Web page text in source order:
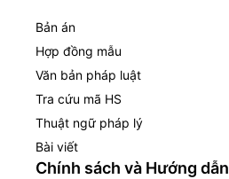
Bản án
Hợp đồng mẫu
Văn bản pháp luật
Tra cứu mã HS
Thuật ngữ pháp lý
Bài viết
Chính sách và Hướng dẫn